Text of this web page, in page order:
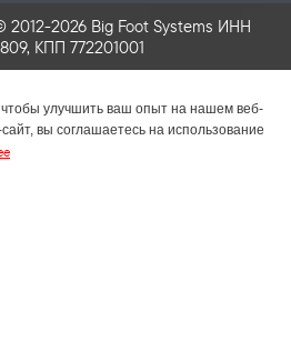
2026 Big Foot Systems ИНН
КПП 772201001
улучшить ваш опыт на нашем веб-
вы соглашаетесь на использование